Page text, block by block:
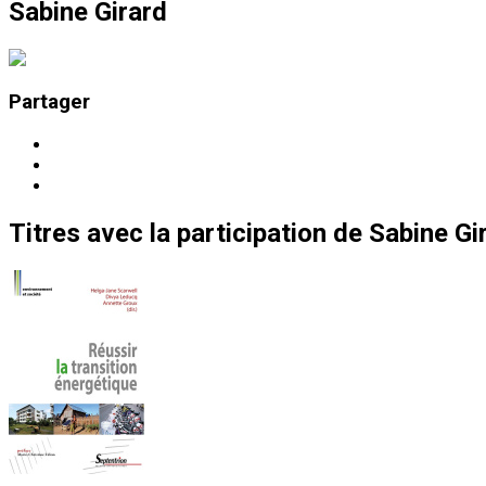
Sabine Girard
Partager
Titres avec la participation de Sabine